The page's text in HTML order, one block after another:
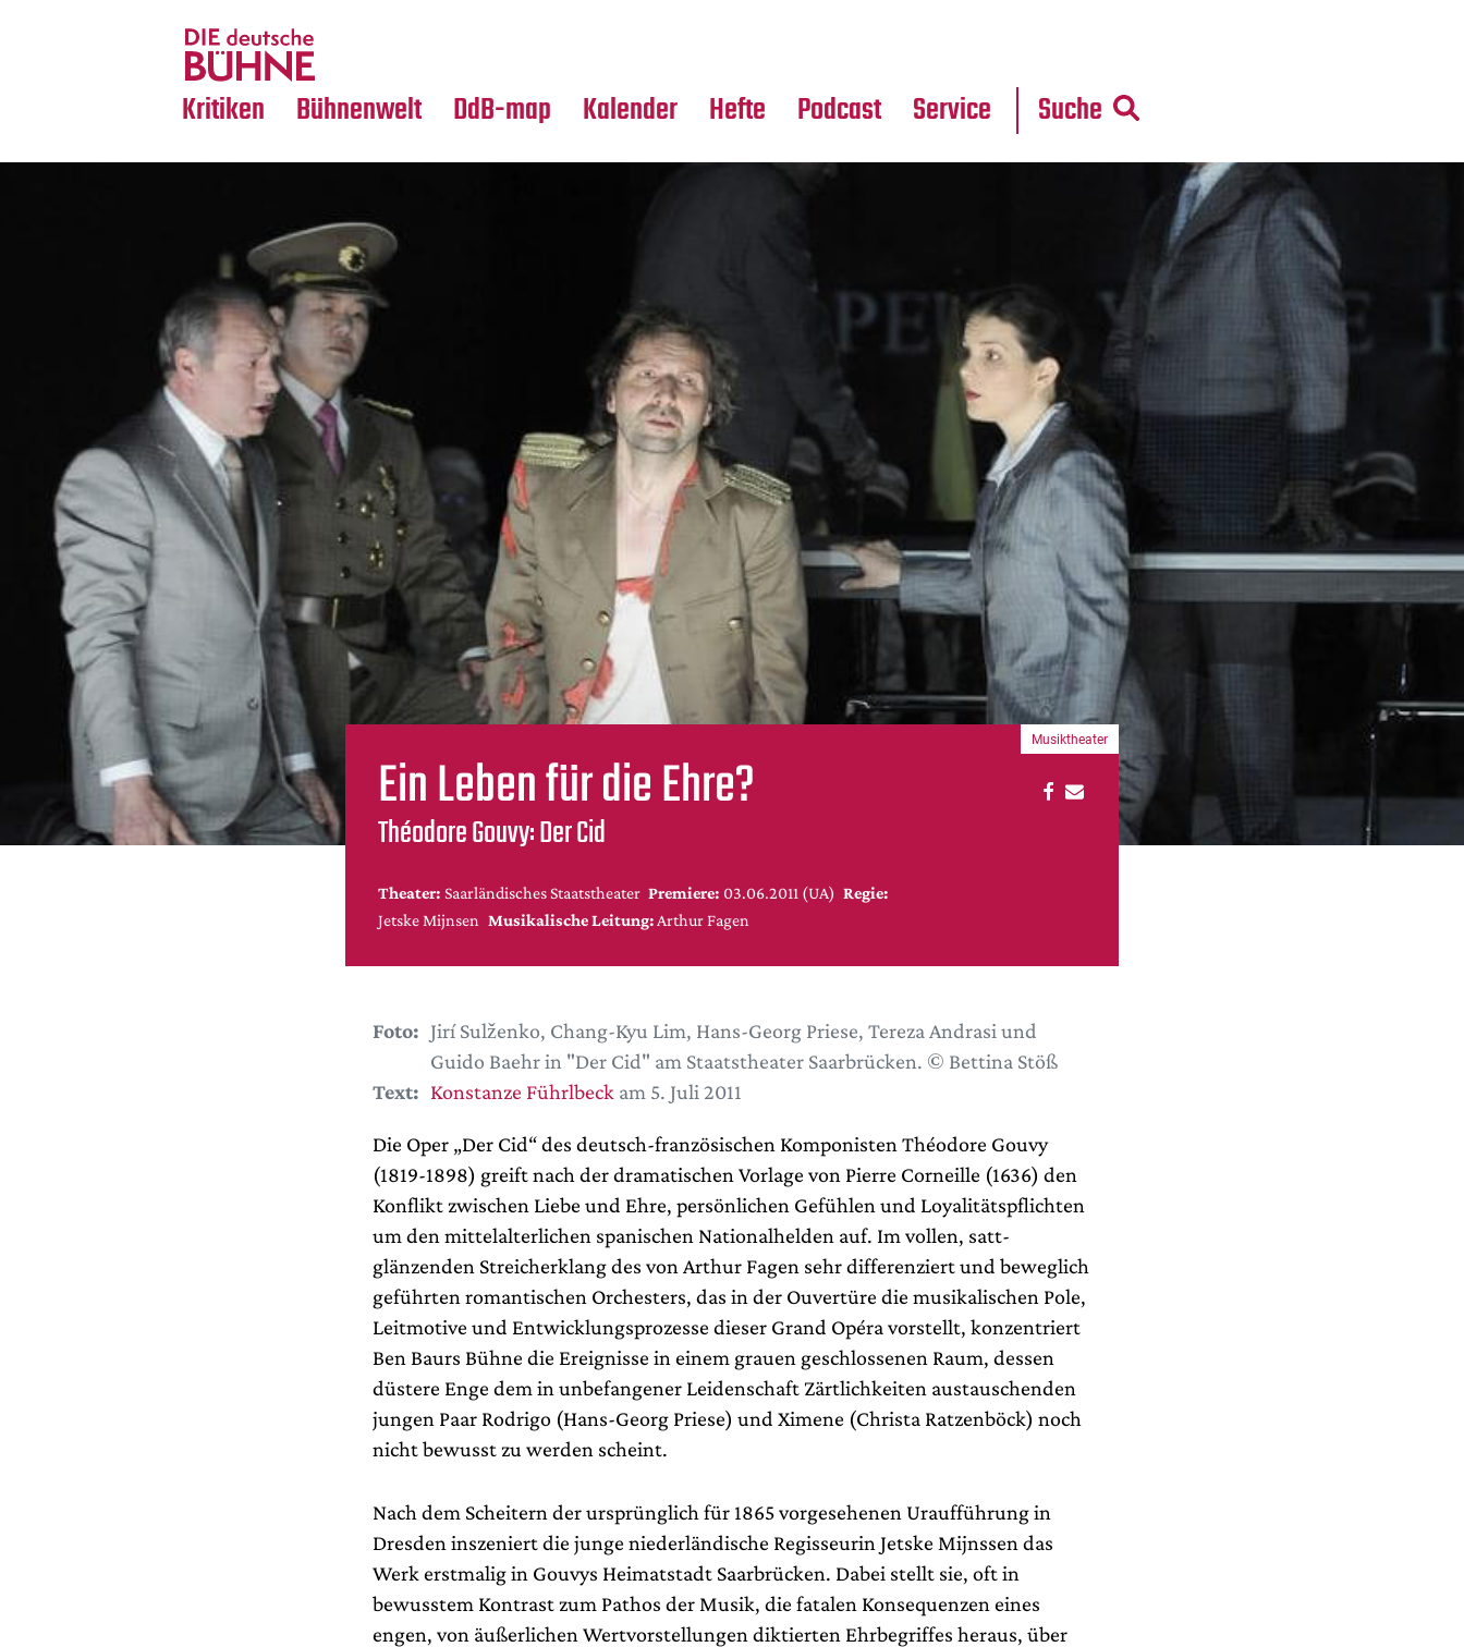
Kritiken
Crossover
Bühnenwelt
Medientipps
DdB-map Kalender Hefte Podcast Service Suche
Ein Leben für die Ehre?
Théodore Gouvy: Der Cid
Theater: Saarländisches Staatstheater Premiere: 03.06.2011 (UA) Regie:
Jetske Mijnsen Musikalische Leitung: Arthur Fagen
Musiktheater
Foto: Jirí Sulženko, Chang-Kyu Lim, Hans-Georg Priese, Tereza Andrasi und
Guido Baehr in "Der Cid" am Staatstheater Saarbrücken. © Bettina Stöß
Text: Konstanze Führlbeck am 5. Juli 2011
Die Oper „Der Cid“ des deutsch-französischen Komponisten Théodore Gouvy
(1819-1898) greift nach der dramatischen Vorlage von Pierre Corneille (1636) den
Konflikt zwischen Liebe und Ehre, persönlichen Gefühlen und Loyalitätspflichten
um den mittelalterlichen spanischen Nationalhelden auf. Im vollen, satt-
glänzenden Streicherklang des von Arthur Fagen sehr differenziert und beweglich
geführten romantischen Orchesters, das in der Ouvertüre die musikalischen Pole,
Leitmotive und Entwicklungsprozesse dieser Grand Opéra vorstellt, konzentriert
Ben Baurs Bühne die Ereignisse in einem grauen geschlossenen Raum, dessen
düstere Enge dem in unbefangener Leidenschaft Zärtlichkeiten austauschenden
jungen Paar Rodrigo (Hans-Georg Priese) und Ximene (Christa Ratzenböck) noch
nicht bewusst zu werden scheint.
Nach dem Scheitern der ursprünglich für 1865 vorgesehenen Uraufführung in
Dresden inszeniert die junge niederländische Regisseurin Jetske Mijnssen das
Werk erstmalig in Gouvys Heimatstadt Saarbrücken. Dabei stellt sie, oft in
bewusstem Kontrast zum Pathos der Musik, die fatalen Konsequenzen eines
engen, von äußerlichen Wertvorstellungen diktierten Ehrbegriffes heraus, über